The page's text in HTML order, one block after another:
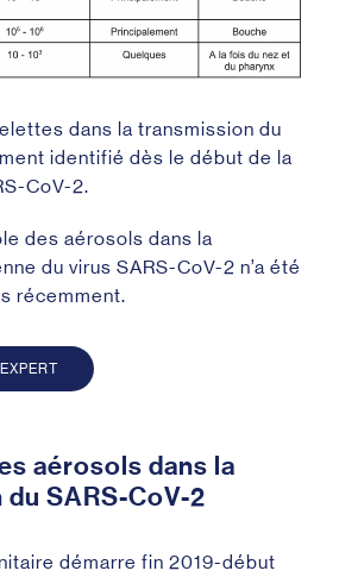
dans la transmission du
identifié dès le début de la
CoV-2.
des aérosols dans la
du virus SARS-CoV-2 n’a été
récemment.
aérosols dans la
SARS-CoV-2
démarre fin 2019-début